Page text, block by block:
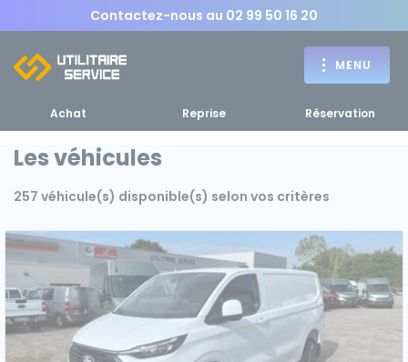
Contactez-nous au 02 99 50 16 20
MENU
RETOUR
MENU
Achat
d'un utilitaire
RETOUR MENU
Achat Reprise Réservation
Les véhicules
257 véhicule(s) disponible(s) selon vos critères